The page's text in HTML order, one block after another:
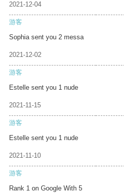
2021-12-04
游客
Sophia sent you 2 messa
2021-12-02
游客
Estelle sent you 1 nude
2021-11-15
游客
Estelle sent you 1 nude
2021-11-10
游客
Rank 1 on Google With 5